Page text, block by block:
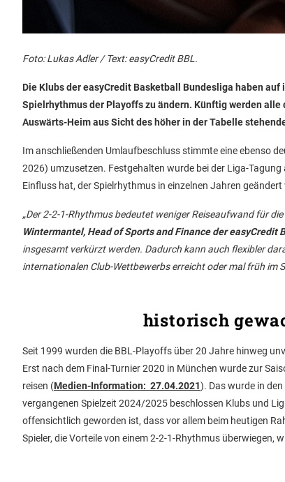
Foto: Lukas Adler / Text: easyCredit BBL.
Die Klubs der easyCredit Basketball Bundesliga haben
Spielrhythmus der Playoffs zu ändern. Künftig werden
Auswärts-Heim aus Sicht des höher in der Tabelle
Im anschließenden Umlaufbeschluss stimmte eine ebenso
2026) umzusetzen. Festgehalten wurde bei der Liga-
Einfluss hat, der Spielrhythmus in einzelnen Jahren
„Der 2-2-1-Rhythmus bedeutet weniger Reiseaufwand für
Wintermantel, Head of Sports and Finance der easyCredit
insgesamt verkürzt werden. Dadurch kann auch flexibler
internationalen Club-Wettbewerbs erreicht oder mal früh im
historisch
Seit 1999 wurden die BBL-Playoffs über 20 Jahre hinweg
Erst nach dem Final-Turnier 2020 in München wurde zur
reisen (Medien-Information: 27.04.2021). Das wurde in
vergangenen Spielzeit 2024/2025 beschlossen Klubs und
offensichtlich geworden ist, dass vor allem beim heutigen
Spieler, die Vorteile von einem 2-2-1-Rhythmus